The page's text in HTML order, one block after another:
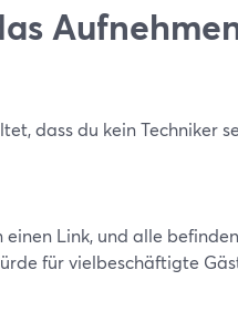
dass du kein Techniker
Link, und alle
für vielbeschäftigte